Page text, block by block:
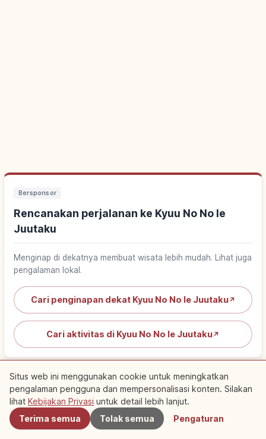
Bersponsor
Rencanakan perjalanan ke Kyuu No No Ie
Juutaku
Menginap di dekatnya membuat wisata lebih mudah. Lihat juga
pengalaman lokal.
Cari penginapan dekat Kyuu No No Ie Juutaku↗
Cari aktivitas di Kyuu No No Ie Juutaku↗
Artikel populer tentang Okayama
Terdekat
Situs web ini menggunakan cookie untuk meningkatkan
pengalaman pengguna dan mempersonalisasi konten. Silakan
lihat Kebijakan Privasi untuk detail lebih lanjut.
Terima semua
Tolak semua Pengaturan